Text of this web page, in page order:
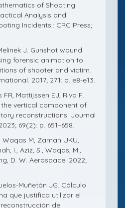
of Shooting
Analysis and
Incidents.: CRC Press;
J. Gunshot wound
forensic animation to
of shooter and victim.
2017; 271: p. e8-e13.
Mattijssen EJ, Riva F.
vertical component of
reconstructions. Journal
69(2): p. 651–658.
Waqas M, Zaman UKU,
I., Aziz, S., Waqas, M.,
D. W. Aerospace. 2022;
Muñetón JG. Cálculo
que justifica utilizar el
de